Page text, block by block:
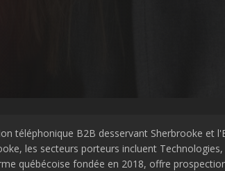
téléphonique B2B desservant Sherbrooke et
, les secteurs porteurs incluent
québécoise fondée en 2018, offre